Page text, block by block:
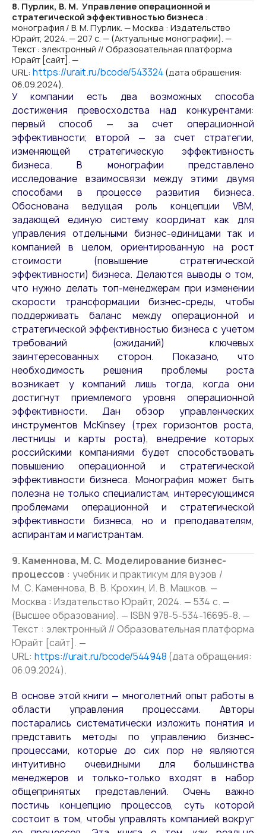
8. Пурлик, В. М. Управление операционной и
стратегической эффективностью бизнеса :
монография / В. М. Пурлик. — Москва : Издательство
Юрайт, 2024. — 207 с. — (Актуальные монографии). —
Текст : электронный // Образовательная платформа
Юрайт [сайт]. —
URL: https://urait.ru/bcode/543324 (дата обращения:
06.09.2024).
У компании есть два возможных способа
достижения превосходства над конкурентами:
первый способ — за счет операционной
эффективности; второй — за счет стратегии,
изменяющей стратегическую эффективность
бизнеса. В монографии представлено
исследование взаимосвязи между этими двумя
способами в процессе развития бизнеса.
Обоснована ведущая роль концепции VBM,
задающей единую систему координат как для
управления отдельными бизнес-единицами так и
компанией в целом, ориентированную на рост
стоимости (повышение стратегической
эффективности) бизнеса. Делаются выводы о том,
что нужно делать топ-менеджерам при изменении
скорости трансформации бизнес-среды, чтобы
поддерживать баланс между операционной и
стратегической эффективностью бизнеса с учетом
требований (ожиданий) ключевых
заинтересованных сторон. Показано, что
необходимость решения проблемы роста
возникает у компаний лишь тогда, когда они
достигнут приемлемого уровня операционной
эффективности. Дан обзор управленческих
инструментов McKinsey (трех горизонтов роста,
лестницы и карты роста), внедрение которых
российскими компаниями будет способствовать
повышению операционной и стратегической
эффективности бизнеса. Монография может быть
полезна не только специалистам, интересующимся
проблемами операционной и стратегической
эффективности бизнеса, но и преподавателям,
аспирантам и магистрантам.
9. Каменнова, М. С. Моделирование бизнес-
процессов : учебник и практикум для вузов /
М. С. Каменнова, В. В. Крохин, И. В. Машков. —
Москва : Издательство Юрайт, 2024. — 534 с. —
(Высшее образование). — ISBN 978-5-534-16695-8. —
Текст : электронный // Образовательная платформа
Юрайт [сайт]. —
URL: https://urait.ru/bcode/544948 (дата обращения:
06.09.2024).
В основе этой книги — многолетний опыт работы в
области управления процессами. Авторы
постарались систематически изложить понятия и
представить методы по управлению бизнес-
процессами, которые до сих пор не являются
интуитивно очевидными для большинства
менеджеров и только-только входят в набор
общепринятых представлений. Очень важно
постичь концепцию процессов, суть которой
состоит в том, чтобы управлять компанией вокруг